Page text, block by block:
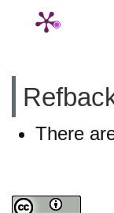
There